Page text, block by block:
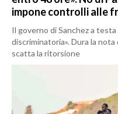
impone controlli alle
Il governo di Sanchez a
discriminatoria». Dura la
scatta la ritorsione